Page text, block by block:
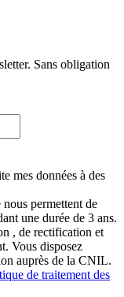
Sans obligation
mes données à des
permettent de
une durée de 3 ans.
, de rectification et
Vous disposez
auprès de la CNIL.
de traitement des